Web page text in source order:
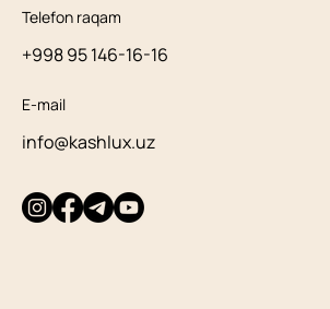
Telefon raqam
+998 95 146-16-16
E-mail
info@kashlux.uz